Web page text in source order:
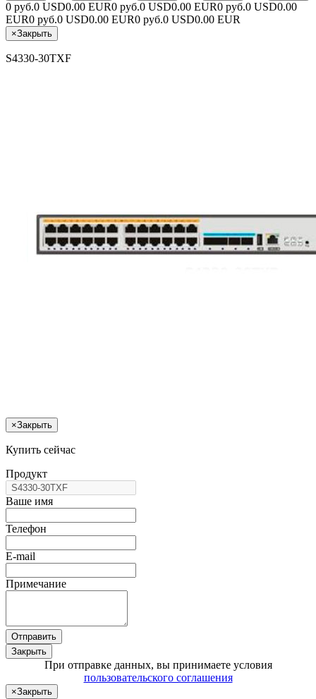
0 руб.0 USD0.00 EUR0 руб.0 USD0.00 EUR0 руб.0 USD0.00
EUR0 руб.0 USD0.00 EUR0 руб.0 USD0.00 EUR
×Закрыть
S4330-30TXF
×Закрыть
Купить сейчас
Продукт
Ваше имя
Телефон
E-mail
Примечание
Отправить
Закрыть
При отправке данных, вы принимаете условия
пользовательского соглашения
×Закрыть